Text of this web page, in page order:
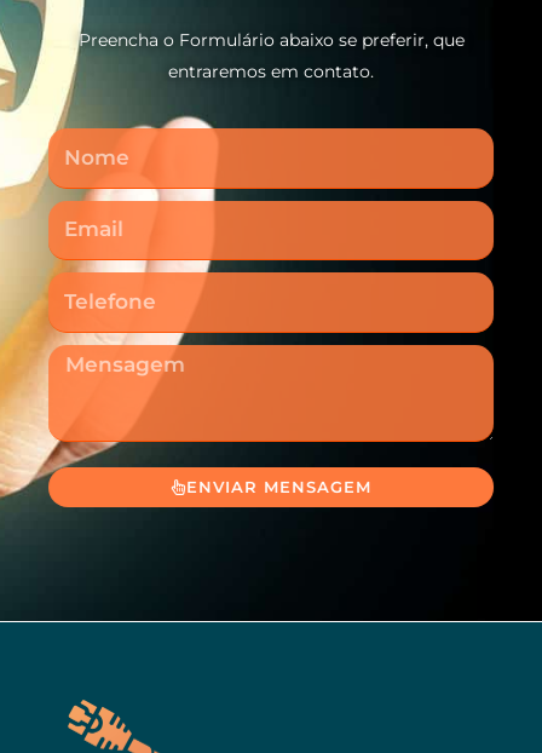
Preencha o Formulário abaixo se preferir, que
entraremos em contato.
Nome
Email
Telefone
Mensagem
ENVIAR MENSAGEM